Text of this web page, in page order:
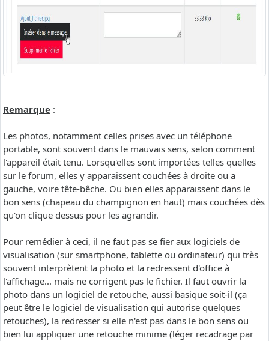
Remarque :
Les photos, notamment celles prises avec un téléphone
portable, sont souvent dans le mauvais sens, selon comment
l'appareil était tenu. Lorsqu'elles sont importées telles quelles
sur le forum, elles y apparaissent couchées à droite ou a
gauche, voire tête-bêche. Ou bien elles apparaissent dans le
bon sens (chapeau du champignon en haut) mais couchées dès
qu'on clique dessus pour les agrandir.
Pour remédier à ceci, il ne faut pas se fier aux logiciels de
visualisation (sur smartphone, tablette ou ordinateur) qui très
souvent interprètent la photo et la redressent d'office à
l'affichage... mais ne corrigent pas le fichier. Il faut ouvrir la
photo dans un logiciel de retouche, aussi basique soit-il (ça
peut être le logiciel de visualisation qui autorise quelques
retouches), la redresser si elle n'est pas dans le bon sens ou
bien lui appliquer une retouche minime (léger recadrage par